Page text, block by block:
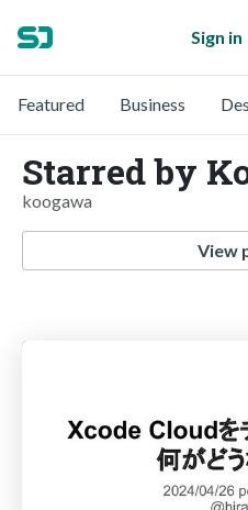
Sign in
Featured Business
Starred by
koogawa
View